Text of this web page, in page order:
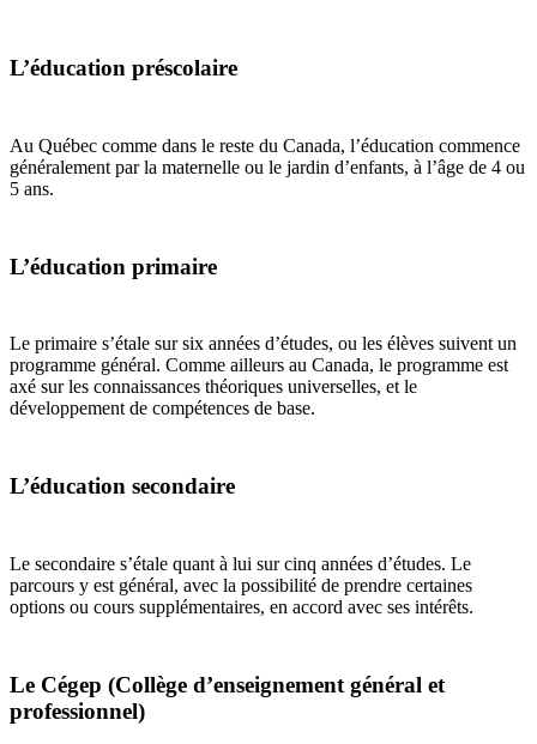
L’éducation préscolaire
Au Québec comme dans le reste du Canada, l’éducation commence
généralement par la maternelle ou le jardin d’enfants, à l’âge de 4 ou
5 ans.
L’éducation primaire
Le primaire s’étale sur six années d’études, ou les élèves suivent un
programme général. Comme ailleurs au Canada, le programme est
axé sur les connaissances théoriques universelles, et le
développement de compétences de base.
L’éducation secondaire
Le secondaire s’étale quant à lui sur cinq années d’études. Le
parcours y est général, avec la possibilité de prendre certaines
options ou cours supplémentaires, en accord avec ses intérêts.
Le Cégep (Collège d’enseignement général et
professionnel)